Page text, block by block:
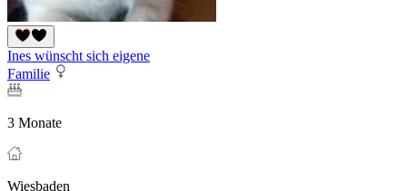
Ines wünscht sich eigene
Familie
3 Monate
Wiesbaden